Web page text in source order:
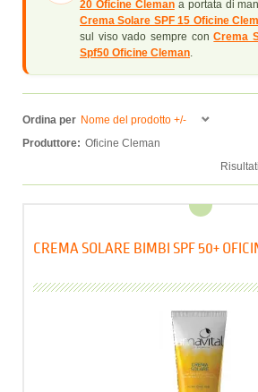
20 Oficine Clemana portata di
Crema Solare SPF 15 Oficine
sul viso vado sempre conCrema
Spf50 Oficine Cleman.
Ordina per Nome del prodotto +/-
Produttore: Oficine Cleman
CREMA SOLARE BIMBI SPF 50+